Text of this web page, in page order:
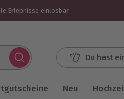
Erlebnisse einlösbar
Du hast
Neu